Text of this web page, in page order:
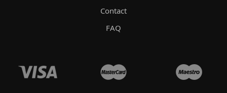
Contact
FAQ